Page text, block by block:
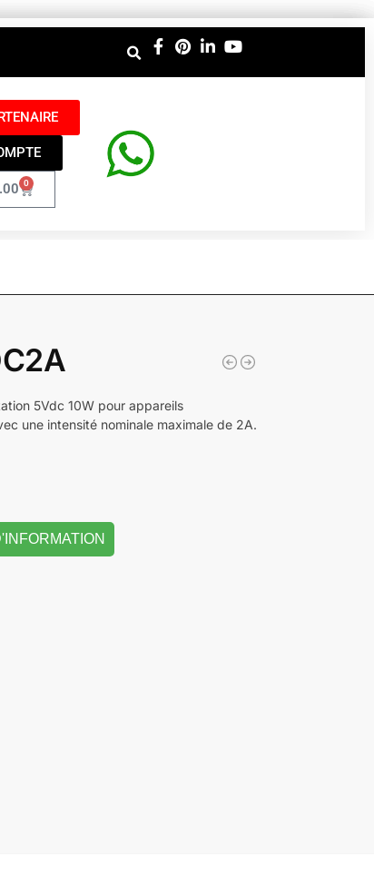
0
5Vdc 10W pour appareils
une intensité nominale maximale de 2A.